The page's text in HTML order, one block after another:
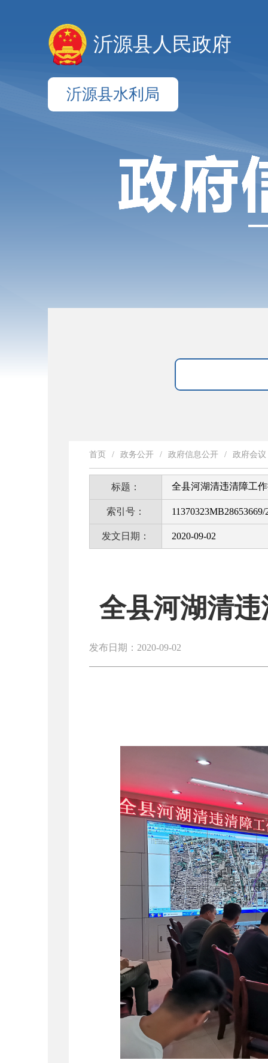
沂源县人民政府
沂源县水利局
首页 / 政务公开 / 政府信息公开 / 政府会议
标题： 全县河湖清违清障工
索引号： 11370323MB28653669/
发文日期： 2020-09-02
全县河湖清
发布日期：2020-09-02